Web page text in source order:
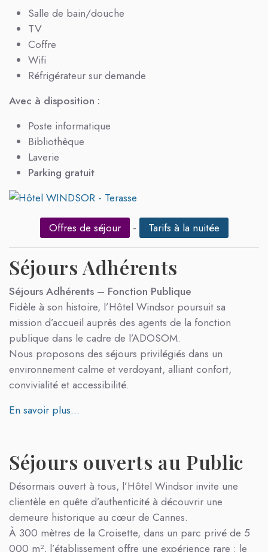
Salle de bain/douche
TV
Coffre
Wifi
Réfrigérateur sur demande
Avec à disposition :
Poste informatique
Bibliothèque
Laverie
Parking gratuit
Offres de séjour - Tarifs à la nuitée
Séjours Adhérents
Séjours Adhérents – Fonction Publique
Fidèle à son histoire, l’Hôtel Windsor poursuit sa
mission d’accueil auprès des agents de la fonction
publique dans le cadre de l’ADOSOM.
Nous proposons des séjours privilégiés dans un
environnement calme et verdoyant, alliant confort,
convivialité et accessibilité.
En savoir plus...
Séjours ouverts au Public
Désormais ouvert à tous, l’Hôtel Windsor invite une
clientèle en quête d’authenticité à découvrir une
demeure historique au cœur de Cannes.
À 300 mètres de la Croisette, dans un parc privé de 5
000 m², l’établissement offre une expérience rare : le